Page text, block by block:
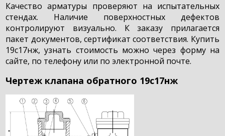
Качество арматуры проверяют на испытательных
стендах. Наличие поверхностных дефектов
контролируют визуально. К заказу прилагается
пакет документов, сертификат соответствия. Купить
19с17нж, узнать стоимость можно через форму на
сайте, по телефону или по электронной почте.
Чертеж клапана обратного 19с17нж